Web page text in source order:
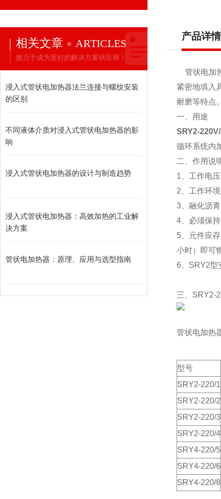
相关文章 ARTICLES
致力于成为更好的解决方案供应商！
浸入式管状电加热器法兰连接与螺纹安装
的区别
不同液体介质对浸入式管状电加热器的影
响
浸入式管状电加热器的设计与制造趋势
浸入式管状电加热器：高效加热的工业解
决方案
管状电加热器：原理、应用与选型指南
产品详情
管状电加
紧密地填入
耐磨等特点
一、用途
SRY2-
循环系统内
二、作用说
1、工作电
2、工作环
3、融化沥
4、必须保
5、元件应
小时）即可
6、SRY2型
三、SRY2-
管状电加热
型号
SRY2-220/1
SRY2-220/2
SRY2-220/3
SRY2-220/4
SRY4-220/5
SRY4-220/6
SRY4-220/8